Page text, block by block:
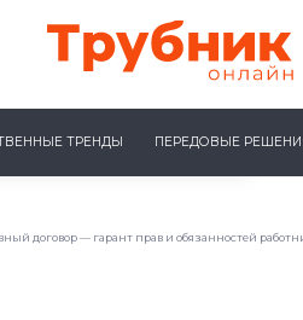
ТРЕНДЫ ПЕРЕДОВЫЕ
договор — гарант прав и обязанностей